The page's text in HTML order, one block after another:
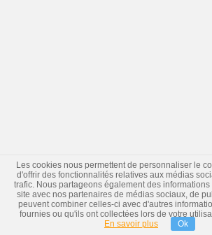
Les cookies nous permettent de personnaliser le
d'offrir des fonctionnalités relatives aux médias
trafic. Nous partageons également des
site avec nos partenaires de médias sociaux, de
peuvent combiner celles-ci avec d'autres
fournies ou qu'ils ont collectées lors de votre
En savoir plus
Ok